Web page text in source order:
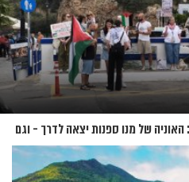
של מנו ספנות יצאה לדרך - וגם